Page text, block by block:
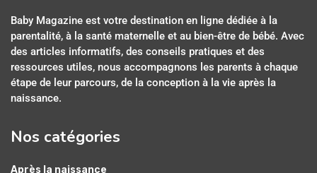
Baby Magazine est votre destination en ligne dédiée à la
parentalité, à la santé maternelle et au bien-être de bébé. Avec
des articles informatifs, des conseils pratiques et des
ressources utiles, nous accompagnons les parents à chaque
étape de leur parcours, de la conception à la vie après la
naissance.
Nos catégories
Après la naissance